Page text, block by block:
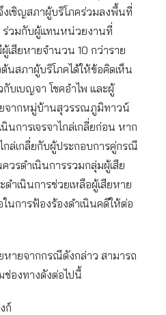
เชิญสภาผู้บริโภคร่วมลงพื้นที่
ร่วมกับผู้แทนหน่วยงานที่
สียหายจำนวน 10 กว่าราย
นสภาผู้บริโภคได้ให้ข้อคิดเห็น
บเบญจา โชคอำไพ และผู้
ยจากหมู่บ้านสุวรรณภูมิทาวน์
นการเจรจาไกล่เกลี่ยก่อน หาก
กล่เกลี่ยกับผู้ประกอบการคู่กรณี
วรดำเนินการรวมกลุ่มผู้เสีย
ำเนินการช่วยเหลือผู้เสียหาย
ในการฟ้องร้องดำเนินคดีให้ต่อ
หายจากกรณีดังกล่าว สามารถ
ช่องทางดังต่อไปนี้
ก์